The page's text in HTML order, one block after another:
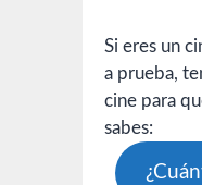
Si eres un
a prueba,
cine para
sabes: